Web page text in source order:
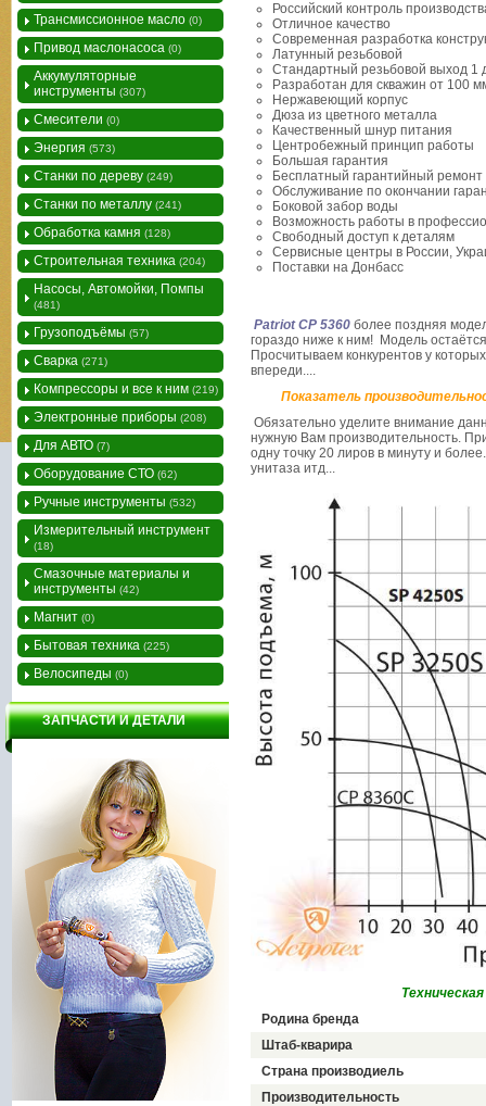
Российский контроль
Отличное качество
Современная разработка
Латунный резьбовой
Стандартный резьбовой выход 1
Разработан для скважин от 100
Нержавеющий корпус
Дюза из цветного металла
Качественный шнур питания
Центробежный принцип работы
Большая гарантия
Бесплатный гарантийный ремонт
Обслуживание по окончании
Боковой забор воды
Возможность работы в
Свободный доступ к деталям
Сервисные центры в России,
Поставки на Донбасс
Patriot CP 5360 более поздняя
гораздо ниже к ним! Модель
Просчитываем конкурентов у
впереди....
Показатель
Обязательно уделите внимание
нужную Вам производительность.
одну точку 20 лиров в минуту и
унитаза итд...
Родина бренда
Штаб-кварира
Страна производиель
Производительность
Трансмиссионное масло (0)
Привод маслонасоса (0)
Аккумуляторные
инструменты (307)
Смесители (0)
Энергия (573)
Станки по дереву (249)
Станки по металлу (241)
Обработка камня (128)
Строительная техника (204)
Насосы, Автомойки, Помпы
(481)
Грузоподъёмы (57)
Сварка (271)
Компрессоры и все к ним (219)
Электронные приборы (208)
Для АВТО (7)
Оборудование СТО (62)
Ручные инструменты (532)
Измерительный инструмент
(18)
Смазочные материалы и
инструменты (42)
Магнит (0)
Бытовая техника (225)
Велосипеды (0)
ЗАПЧАСТИ И ДЕТАЛИ